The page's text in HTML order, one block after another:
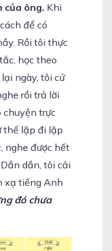
của ông. Khi
để có
Rồi tôi thực
học theo
ngày, tôi cứ
rồi trả lời
chuyện trực
thế lặp đi lặp
nghe được hết
dần, tôi cải
xạ tiếng Anh
đó chưa